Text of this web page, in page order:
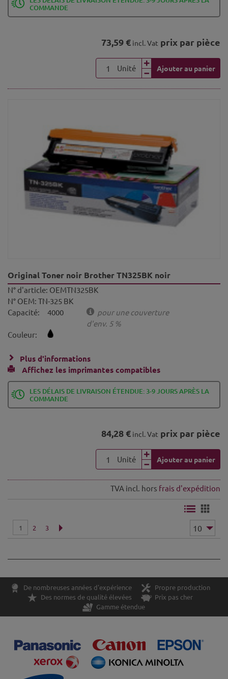
COMMANDE
73,59 € incl. Vat prix par pièce
Unité Ajouter au panier
Original Toner noir Brother TN325BK noir
N° d'article: OEMTN325BK
N° OEM: TN-325 BK
Capacité:
4000
pour une couverture
d'env. 5 %
Couleur:
Plus d'informations
Affichez les imprimantes compatibles
LES DÉLAIS DE LIVRAISON ÉTENDUE: 3-9 JOURS APRÈS LA
COMMANDE
84,28 € incl. Vat prix par pièce
Unité Ajouter au panier
TVA incl. hors frais d'expédition
1 2 3
De nombreuses années d'expérience
Propre production
Des normes de qualité élevées
Prix pas cher
Gamme étendue